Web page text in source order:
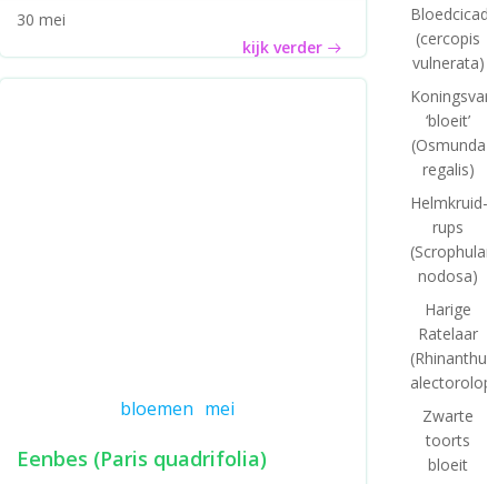
30 mei
kijk verder
bloemen mei
Eenbes (Paris quadrifolia)
Bloedcicade
(cercopis
vulnerata)
‘bloeit’
(Osmunda
regalis)
Helmkruid-
rups
nodosa)
Harige
Ratelaar
(Rhinanthus
Zwarte
toorts
bloeit